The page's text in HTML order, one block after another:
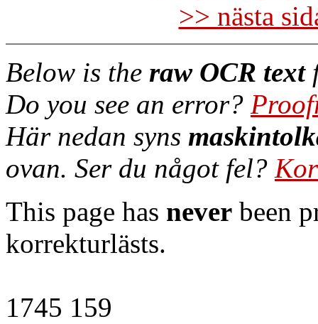
>> nästa
Below is the raw OCR text
Do you see an error?
Här nedan syns
ovan. Ser du något fel?
This page has never been
korrekturlästs.
1745 159